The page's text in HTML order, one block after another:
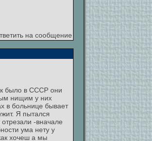
на сообщение
было в СССР они
нищим у них
в больнице бывает
Я пытался
-вначале
ума нету у
хочеш а мы